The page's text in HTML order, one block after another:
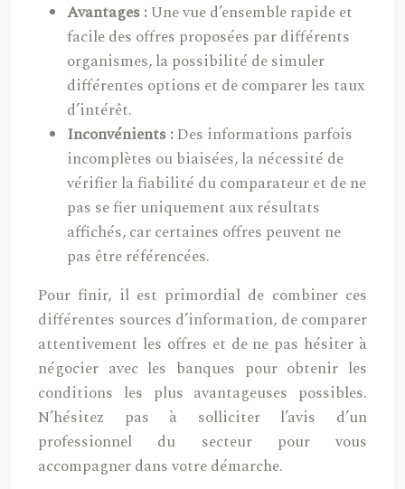
Avantages : Une vue d’ensemble rapide et
facile des offres proposées par différents
organismes, la possibilité de simuler
différentes options et de comparer les taux
d’intérêt.
Inconvénients : Des informations parfois
incomplètes ou biaisées, la nécessité de
vérifier la fiabilité du comparateur et de ne
pas se fier uniquement aux résultats
affichés, car certaines offres peuvent ne
pas être référencées.
Pour finir, il est primordial de combiner ces
différentes sources d’information, de comparer
attentivement les offres et de ne pas hésiter à
négocier avec les banques pour obtenir les
conditions les plus avantageuses possibles.
N’hésitez pas à solliciter l’avis d’un
professionnel du secteur pour vous
accompagner dans votre démarche.